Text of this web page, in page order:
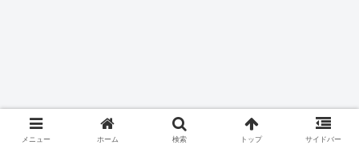
メニュー ホーム 検索 トップ サイドバー